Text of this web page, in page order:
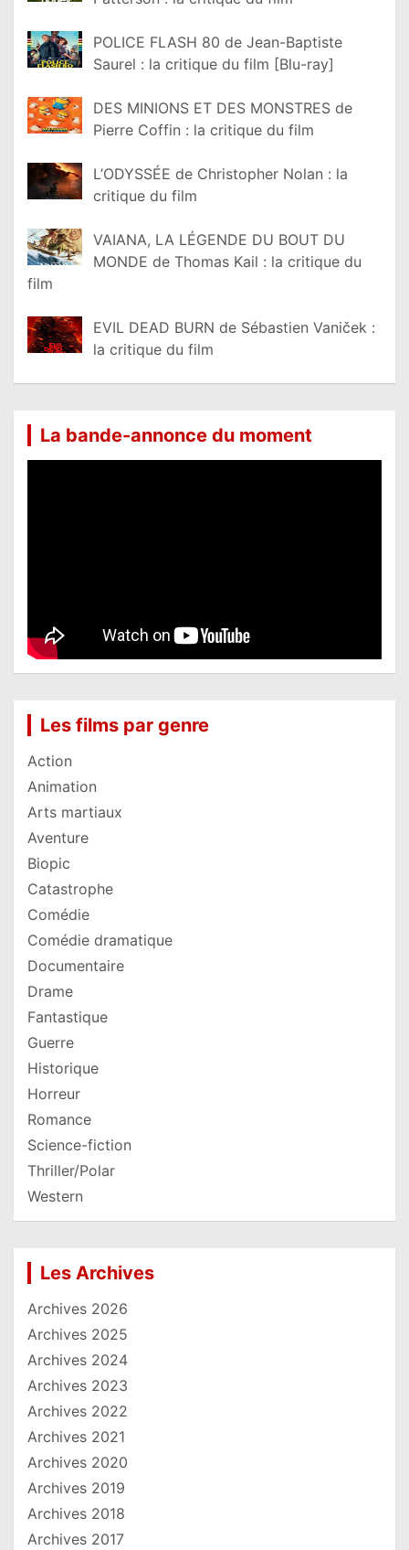
POLICE FLASH 80 de Jean-Baptiste
Saurel : la critique du film [Blu-ray]
DES MINIONS ET DES MONSTRES de
Pierre Coffin : la critique du film
L’ODYSSÉE de Christopher Nolan : la
critique du film
VAIANA, LA LÉGENDE DU BOUT DU
MONDE de Thomas Kail : la critique du
film
EVIL DEAD BURN de Sébastien Vaniček :
la critique du film
La bande-annonce du moment
Les films par genre
Action
Animation
Arts martiaux
Aventure
Biopic
Catastrophe
Comédie
Comédie dramatique
Documentaire
Drame
Fantastique
Guerre
Historique
Horreur
Romance
Science-fiction
Thriller/Polar
Western
Les Archives
Archives 2026
Archives 2025
Archives 2024
Archives 2023
Archives 2022
Archives 2021
Archives 2020
Archives 2019
Archives 2018
Archives 2017